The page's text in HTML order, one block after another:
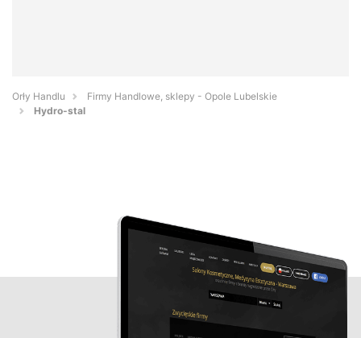
Orły Handlu
Firmy Handlowe, sklepy - Opole Lubelskie
Hydro-stal